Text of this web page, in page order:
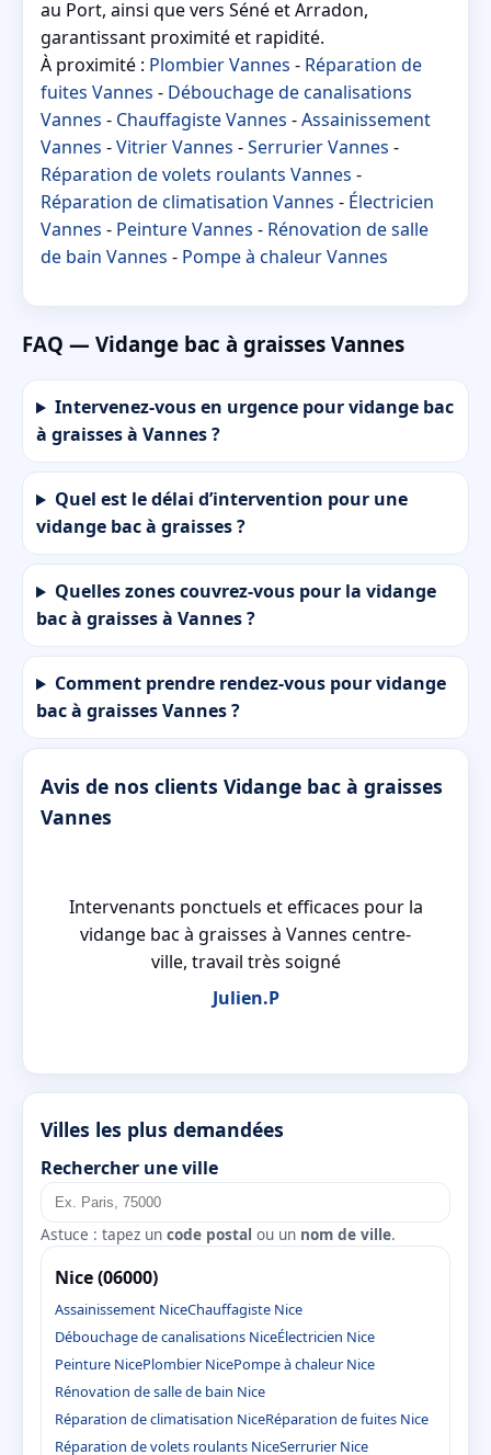
au Port, ainsi que vers Séné et Arradon,
garantissant proximité et rapidité.
À proximité : Plombier Vannes - Réparation de
fuites Vannes - Débouchage de canalisations
Vannes - Chauffagiste Vannes -Assainissement
Vannes -Vitrier Vannes -Serrurier Vannes -
Réparation de volets roulants Vannes -
Réparation de climatisation Vannes - Électricien
Vannes - Peinture Vannes - Rénovation de salle
de bain Vannes - Pompe à chaleur Vannes
FAQ — Vidange bac à graisses Vannes
Intervenez-vous en urgence pour vidange bac
à graisses à Vannes ?
Quel est le délai d’intervention pour une
vidange bac à graisses ?
Quelles zones couvrez-vous pour la vidange
bac à graisses à Vannes ?
Comment prendre rendez-vous pour vidange
bac à graisses Vannes ?
Avis de nos clients Vidange bac à graisses
Vannes
Intervenants ponctuels et efficaces pour la
vidange bac à graisses à Vannes centre-
ville, travail très soigné
Julien.P
Villes les plus demandées
Rechercher une ville
Astuce : tapez un code postal ou un nom de ville.
Nice (06000)
Assainissement NiceChauffagiste Nice
Débouchage de canalisations NiceÉlectricien Nice
Peinture NicePlombier NicePompe à chaleur Nice
Rénovation de salle de bain Nice
Réparation de climatisation NiceRéparation de fuites Nice
Réparation de volets roulants NiceSerrurier Nice